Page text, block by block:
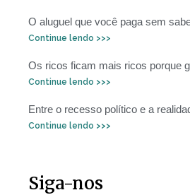
O aluguel que você paga sem
Continue lendo >>>
Os ricos ficam mais ricos porque
Continue lendo >>>
Entre o recesso político e a
Continue lendo >>>
Siga-nos